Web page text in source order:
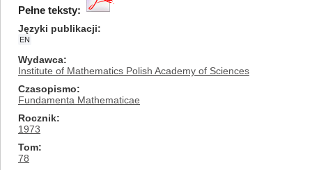
Pełne teksty:
Języki publikacji
EN
Wydawca
Institute of Mathematics Polish Academy of Sciences
Czasopismo
Fundamenta Mathematicae
Rocznik
1973
Tom
78